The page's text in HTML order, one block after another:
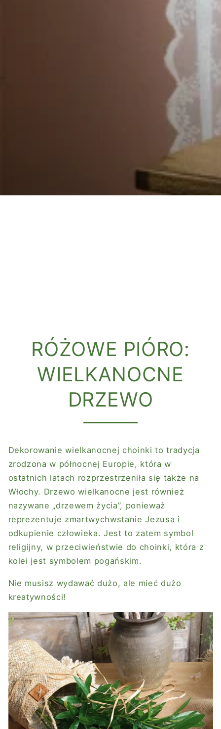
RÓŻOWE PIÓRO:
WIELKANOCNE
DRZEWO
Dekorowanie wielkanocnej choinki to tradycja
zrodzona w północnej Europie, która w
ostatnich latach rozprzestrzeniła się także na
Włochy. Drzewo wielkanocne jest również
nazywane „drzewem życia”, ponieważ
reprezentuje zmartwychwstanie Jezusa i
odkupienie człowieka. Jest to zatem symbol
religijny, w przeciwieństwie do choinki, która z
kolei jest symbolem pogańskim.
Nie musisz wydawać dużo, ale mieć dużo
kreatywności!